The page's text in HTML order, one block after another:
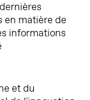
en matière de
informations
et du